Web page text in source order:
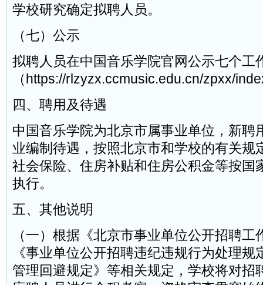
学校研究确定拟聘人员。
（七）公示
拟聘人员在中国音乐学院官网公示七个工
（https://rlzyzx.ccmusic.edu.cn/zpxx/
四、聘用及待遇
中国音乐学院为北京市属事业单位，新聘
业编制待遇，按照北京市和学校的有关规
社会保险、住房补贴和住房公积金等按国
执行。
五、其他说明
（一）根据《北京市事业单位公开招聘工
《事业单位公开招聘违纪违规行为处理
管理回避规定》等相关规定，学校将对招